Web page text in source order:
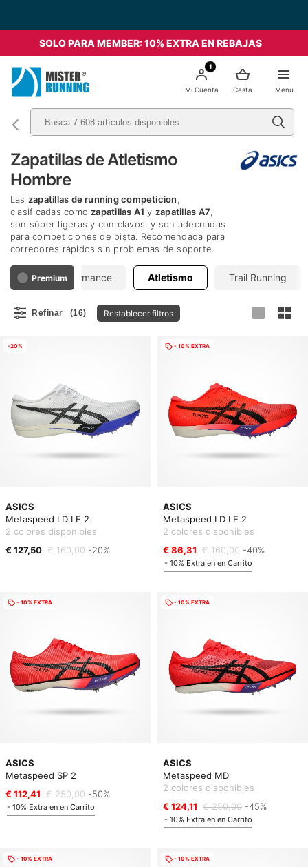
SOLO PARA MEMBER: 10% EXTRA EN REBAJAS
Menu
Cesta
1
Mi Cuenta
Zapatillas de Atletismo
Hombre
Las zapatillas de running competicion,
clasificadas comozapatillas A1 y zapatillas A7,
son súper ligeras y con clavos, y son adecuadas
para competiciones de pista. Recomendada para
corredores rápidos sin problemas de soporte.
PremiumPerformance Atletismo Trail Running
Refinar (16) Restablecer filtros
ASICS
Metaspeed LD LE 2
2 colores disponibles
€ 127,50 € 160,00 -20%
-20%
ASICS
Metaspeed LD LE 2
2 colores disponibles
€ 86,31 € 160,00 -40%
- 10% Extra en en Carrito
- 10% EXTRA
ASICS
Metaspeed SP 2
€ 112,41 € 250,00 -50%
- 10% Extra en en Carrito
- 10% EXTRA
ASICS
Metaspeed MD
2 colores disponibles
€ 124,11 € 250,00 -45%
- 10% Extra en en Carrito
- 10% EXTRA
- 10% EXTRA - 10% EXTRA